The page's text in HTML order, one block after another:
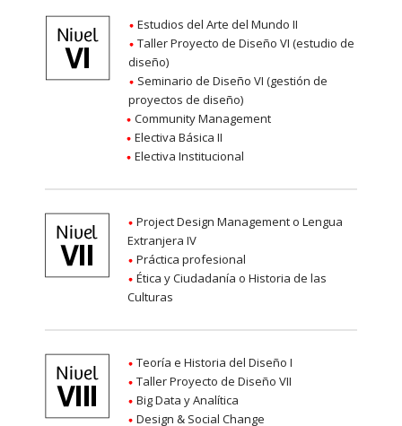
Estudios del Arte del Mundo II
Taller Proyecto de Diseño VI (estudio de
diseño)
Seminario de Diseño VI (gestión de
proyectos de diseño)
Community Management
Electiva Básica II
Electiva Institucional
Project Design Management o Lengua
Extranjera IV
Práctica profesional
Ética y Ciudadanía o Historia de las
Culturas
Teoría e Historia del Diseño I
Taller Proyecto de Diseño VII
Big Data y Analítica
Design & Social Change